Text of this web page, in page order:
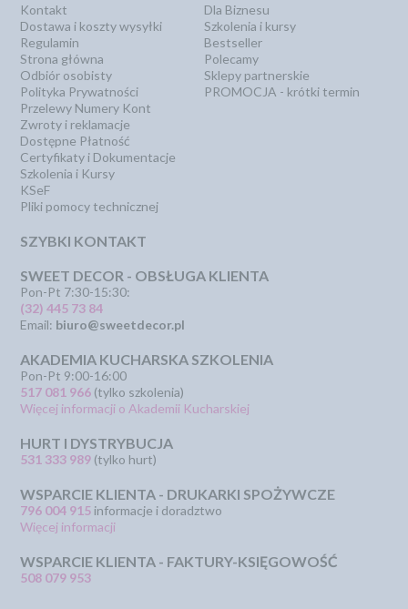
Kontakt
Dostawa i koszty wysyłki
Regulamin
Strona główna
Odbiór osobisty
Polityka Prywatności
Przelewy Numery Kont
Zwroty i reklamacje
Dostępne Płatność
Certyfikaty i Dokumentacje
Szkolenia i Kursy
KSeF
Pliki pomocy technicznej
Dla Biznesu
Szkolenia i kursy
Bestseller
Polecamy
Sklepy partnerskie
PROMOCJA - krótki termin
SZYBKI KONTAKT
SWEET DECOR - OBSŁUGA KLIENTA
Pon-Pt 7:30-15:30:
(32) 445 73 84
Email: biuro@sweetdecor.pl
AKADEMIA KUCHARSKA SZKOLENIA
Pon-Pt 9:00-16:00
517 081 966 (tylko szkolenia)
Więcej informacji o Akademii Kucharskiej
HURT I DYSTRYBUCJA
531 333 989 (tylko hurt)
WSPARCIE KLIENTA - DRUKARKI SPOŻYWCZE
796 004 915 informacje i doradztwo
Więcej informacji
WSPARCIE KLIENTA - FAKTURY-KSIĘGOWOŚĆ
508 079 953